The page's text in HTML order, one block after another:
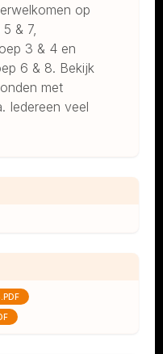
op
& 7,
3 & 4 en
6 & 8. Bekijk
met
Iedereen veel